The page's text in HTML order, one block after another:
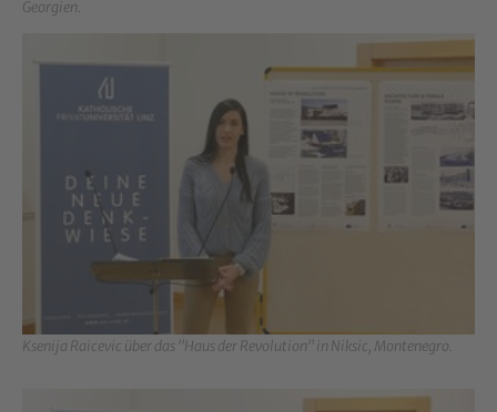
Georgien.
Show larger version for:
Ksenija Raicevic über das "Haus der Revolution" in Niksic, Montenegro.